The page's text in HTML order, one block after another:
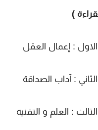
)
: إعمال العقل
: آداب الصداقة
: العلم و التقنية